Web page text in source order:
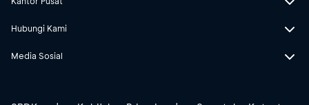
Hubungi Kami
Media Sosial